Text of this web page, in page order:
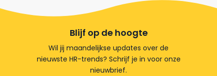
Blijf op de hoogte
Wil jij maandelijkse updates over de
nieuwste HR-trends? Schrijf je in voor onze
nieuwbrief.